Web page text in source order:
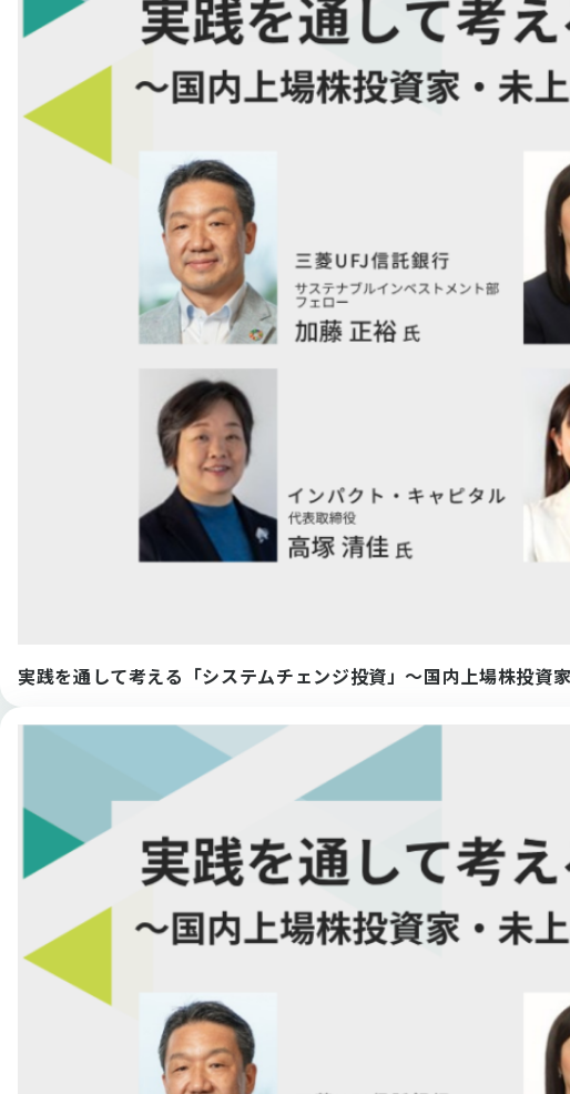
実践を通して考える「システムチェンジ投資」〜国内上場株投資